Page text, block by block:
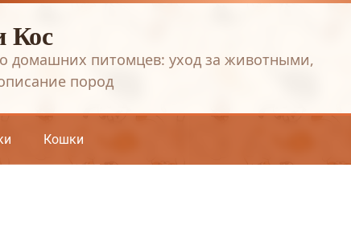
Кос
домашних питомцев: уход за животными,
пород
Кошки